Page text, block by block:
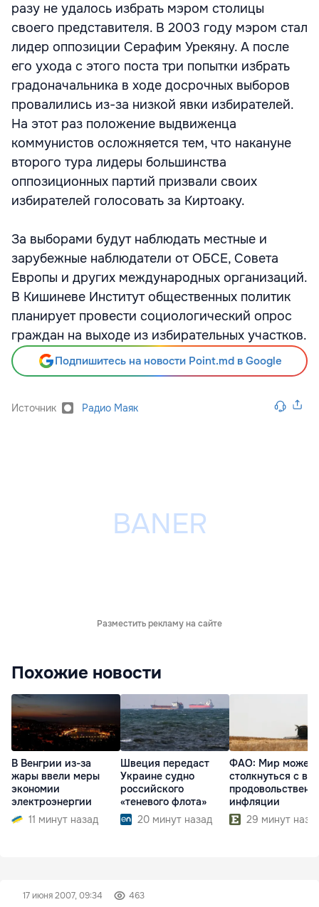
разу не удалось избрать мэром столицы
своего представителя. В 2003 году мэром стал
лидер оппозиции Серафим Урекяну. А после
его ухода с этого поста три попытки избрать
градоначальника в ходе досрочных выборов
провалились из-за низкой явки избирателей.
На этот раз положение выдвиженца
коммунистов осложняется тем, что накануне
второго тура лидеры большинства
оппозиционных партий призвали своих
избирателей голосовать за Киртоаку.
За выборами будут наблюдать местные и
зарубежные наблюдатели от ОБСЕ, Совета
Европы и других международных организаций.
В Кишиневе Институт общественных политик
планирует провести социологический опрос
граждан на выходе из избирательных участков.
Подпишитесь на новости Point.md в Google
Источник Радио Маяк
Разместить рекламу на сайте
Похожие новости
В Венгрии из-за
жары ввели меры
экономии
электроэнергии
11 минут назад
Швеция передаст
Украине судно
российского
«теневого флота»
20 минут назад
ФАО: Мир может
столкнуться с
инфляции
29 минут
17 июня 2007, 09:34 463